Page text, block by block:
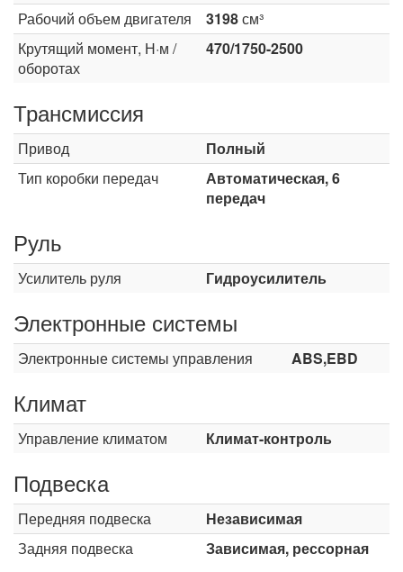
Рабочий объем двигателя 3198см³
Крутящий момент, Н·м /
оборотах
470/1750-2500
Трансмиссия
Привод
Полный
Тип коробки передач
Автоматическая, 6
передач
Руль
Усилитель руля Гидроусилитель
Электронные системы
Электронные системы управления ABS,EBD
Климат
Управление климатом Климат-контроль
Подвеска
Передняя подвеска
Независимая
Задняя подвеска
Зависимая, рессорная